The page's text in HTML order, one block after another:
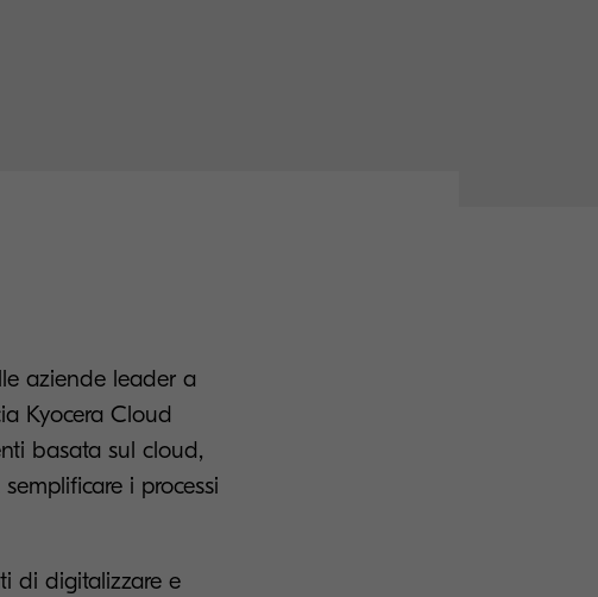
aziende leader a
Kyocera Cloud
basata sul cloud,
i processi
di digitalizzare e